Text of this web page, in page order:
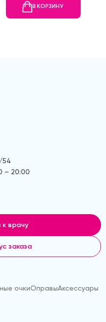
В КОРЗИНУ
54
– 20:00
к врачу
заказа
очкиОправыАксессуары